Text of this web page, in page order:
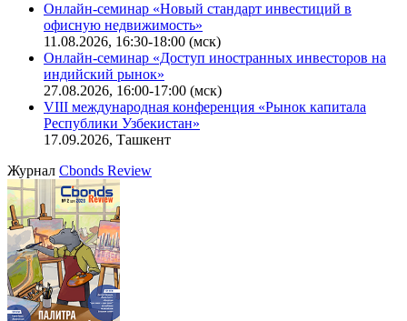
Онлайн-семинар «Новый стандарт инвестиций в
офисную недвижимость»
11.08.2026, 16:30-18:00 (мск)
Онлайн-семинар «Доступ иностранных инвесторов на
индийский рынок»
27.08.2026, 16:00-17:00 (мск)
VIII международная конференция «Рынок капитала
Республики Узбекистан»
17.09.2026, Ташкент
Журнал Cbonds Review